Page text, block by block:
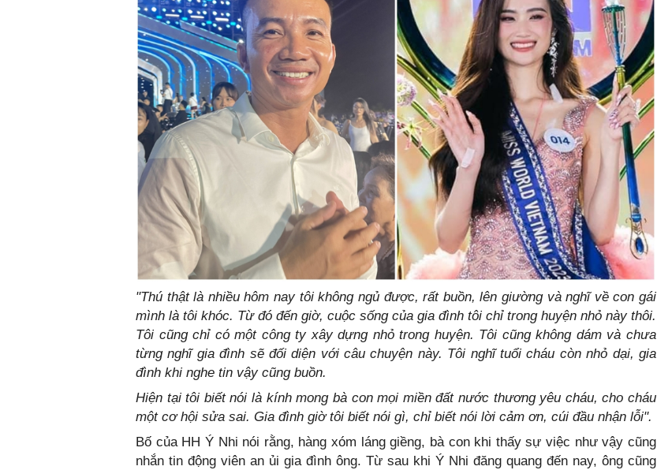
mình là tôi khóc. Từ đó đến giờ, cuộc sống của gia đình tôi chỉ trong huyện nhỏ này thôi.
Tôi cũng chỉ có một công ty xây dựng nhỏ trong huyện. Tôi cũng không dám và chưa
từng nghĩ gia đình sẽ đối diện với câu chuyện này. Tôi nghĩ tuổi cháu còn nhỏ dại, gia
Bố của HH Ý Nhi nói rằng, hàng xóm láng giềng, bà con khi thấy sự việc như vậy cũng
nhắn tin động viên an ủi gia đình ông. ‏Từ sau khi Ý Nhi đăng quang đến nay, ông cũng